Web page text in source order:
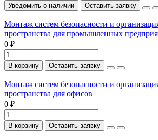
Уведомить о наличии Оставить заявку
Монтаж систем безопасности и
пространства для промышленных
0 ₽
В корзину Оставить заявку
Монтаж систем безопасности и
пространства для офисов
0 ₽
В корзину Оставить заявку